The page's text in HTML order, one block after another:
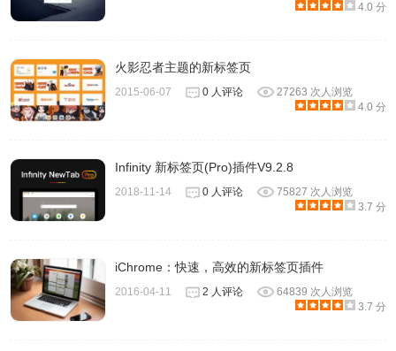
4.0 分
火影忍者主题的新标签页
2015-06-07 0 人评论
27263 次人浏览
4.0 分
Infinity 新标签页(Pro)插件V9.2.8
2018-11-14 0 人评论
75827 次人浏览
3.7 分
iChrome：快速，高效的新标签页插件
2016-04-11 2 人评论
64839 次人浏览
3.7 分